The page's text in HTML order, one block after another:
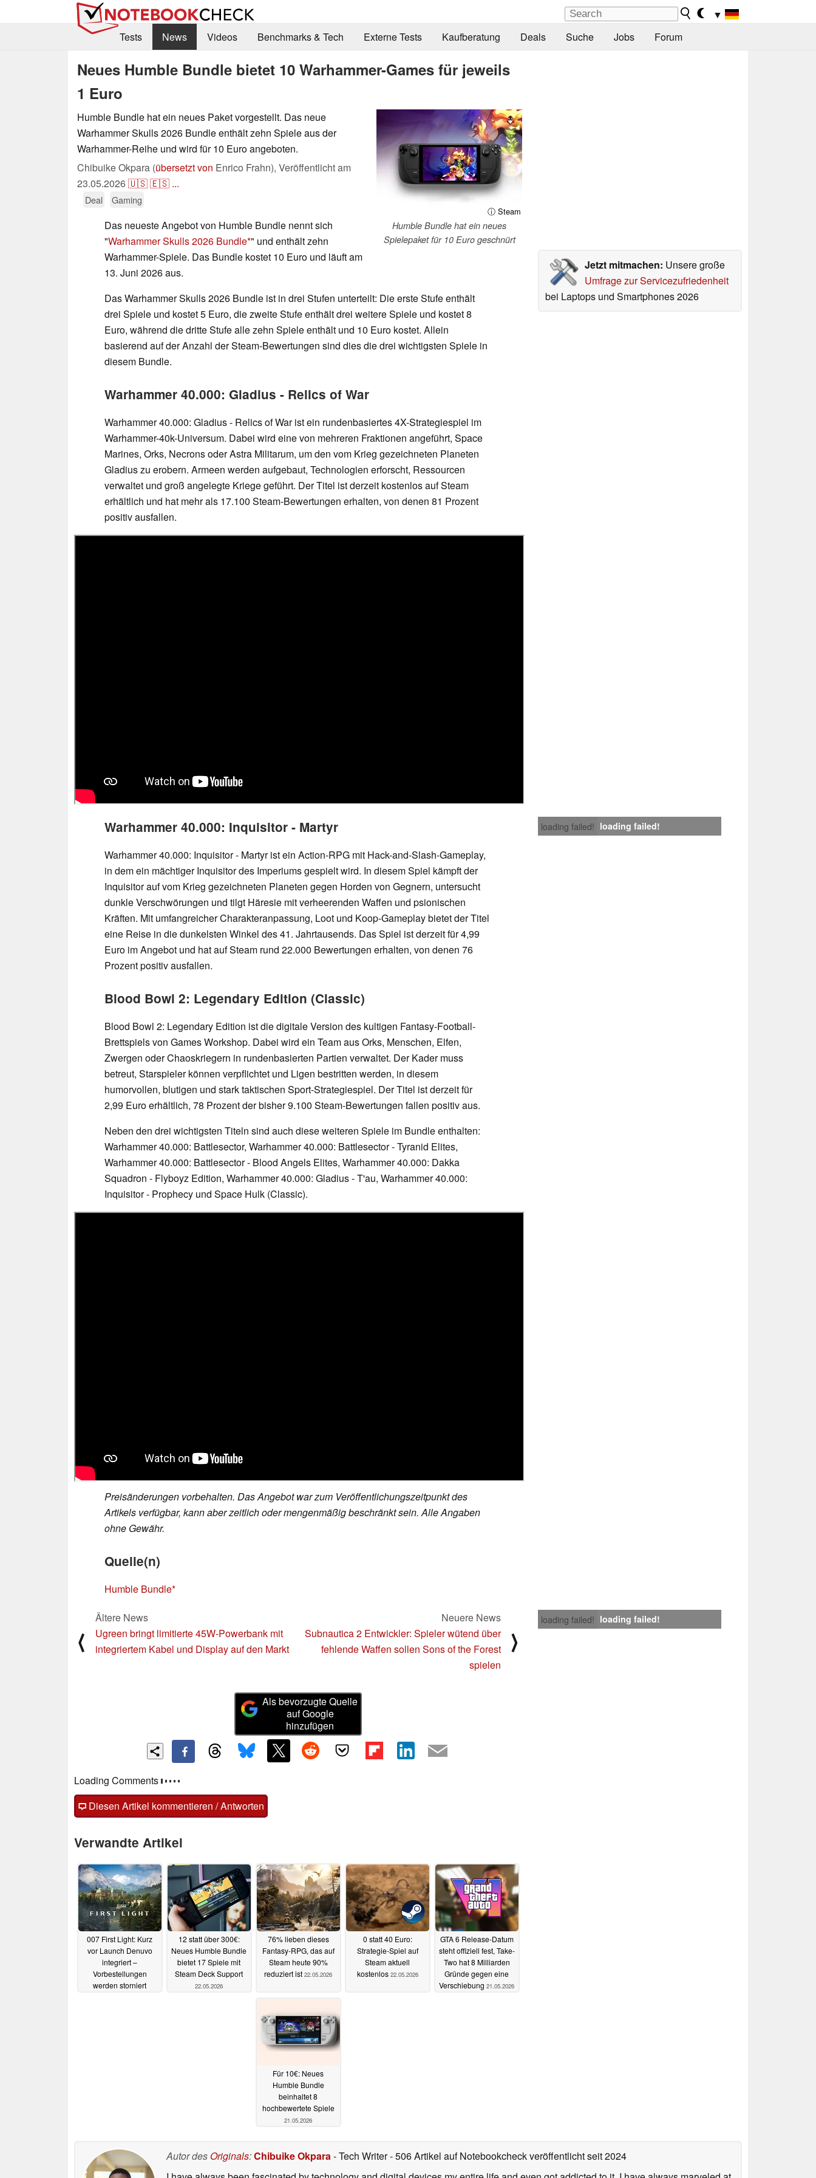
▼
Tests
News Videos Benchmarks & Tech Externe Tests Kaufberatung Deals Suche Jobs Forum
Neues Humble Bundle bietet 10 Warhammer-Games für jeweils
1 Euro
ⓘ Steam
Humble Bundle hat ein neues
Spielepaket für 10 Euro geschnürt
Humble Bundle hat ein neues Paket vorgestellt. Das neue
Warhammer Skulls 2026 Bundle enthält zehn Spiele aus der
Warhammer-Reihe und wird für 10 Euro angeboten.
Chibuike Okpara (übersetzt von Enrico Frahn), Veröffentlicht am
23.05.2026🇺🇸🇪🇸 ...
Deal Gaming
Jetzt mitmachen: Unsere große
Umfrage zur Servicezufriedenheit
bei Laptops und Smartphones 2026
Das neueste Angebot von Humble Bundle nennt sich
"Warhammer Skulls 2026 Bundle " und enthält zehn
Warhammer-Spiele. Das Bundle kostet 10 Euro und läuft am
13. Juni 2026 aus.
Das Warhammer Skulls 2026 Bundle ist in drei Stufen unterteilt: Die erste Stufe enthält
drei Spiele und kostet 5 Euro, die zweite Stufe enthält drei weitere Spiele und kostet 8
Euro, während die dritte Stufe alle zehn Spiele enthält und 10 Euro kostet. Allein
basierend auf der Anzahl der Steam-Bewertungen sind dies die drei wichtigsten Spiele in
diesem Bundle.
Warhammer 40.000: Gladius - Relics of War
Warhammer 40.000: Gladius - Relics of War ist ein rundenbasiertes 4X-Strategiespiel im
Warhammer-40k-Universum. Dabei wird eine von mehreren Fraktionen angeführt, Space
Marines, Orks, Necrons oder Astra Militarum, um den vom Krieg gezeichneten Planeten
Gladius zu erobern. Armeen werden aufgebaut, Technologien erforscht, Ressourcen
verwaltet und groß angelegte Kriege geführt. Der Titel ist derzeit kostenlos auf Steam
erhältlich und hat mehr als 17.100 Steam-Bewertungen erhalten, von denen 81 Prozent
positiv ausfallen.
loading failed! loading failed!
Warhammer 40.000: Inquisitor - Martyr
Warhammer 40.000: Inquisitor - Martyr ist ein Action-RPG mit Hack-and-Slash-Gameplay,
in dem ein mächtiger Inquisitor des Imperiums gespielt wird. In diesem Spiel kämpft der
Inquisitor auf vom Krieg gezeichneten Planeten gegen Horden von Gegnern, untersucht
dunkle Verschwörungen und tilgt Häresie mit verheerenden Waffen und psionischen
Kräften. Mit umfangreicher Charakteranpassung, Loot und Koop-Gameplay bietet der Titel
eine Reise in die dunkelsten Winkel des 41. Jahrtausends. Das Spiel ist derzeit für 4,99
Euro im Angebot und hat auf Steam rund 22.000 Bewertungen erhalten, von denen 76
Prozent positiv ausfallen.
Blood Bowl 2: Legendary Edition (Classic)
Blood Bowl 2: Legendary Edition ist die digitale Version des kultigen Fantasy-Football-
Brettspiels von Games Workshop. Dabei wird ein Team aus Orks, Menschen, Elfen,
Zwergen oder Chaoskriegern in rundenbasierten Partien verwaltet. Der Kader muss
betreut, Starspieler können verpflichtet und Ligen bestritten werden, in diesem
humorvollen, blutigen und stark taktischen Sport-Strategiespiel. Der Titel ist derzeit für
2,99 Euro erhältlich, 78 Prozent der bisher 9.100 Steam-Bewertungen fallen positiv aus.
Neben den drei wichtigsten Titeln sind auch diese weiteren Spiele im Bundle enthalten:
Warhammer 40.000: Battlesector, Warhammer 40.000: Battlesector - Tyranid Elites,
Warhammer 40.000: Battlesector - Blood Angels Elites, Warhammer 40.000: Dakka
Squadron - Flyboyz Edition, Warhammer 40.000: Gladius - T'au, Warhammer 40.000:
Inquisitor - Prophecy und Space Hulk (Classic).
Preisänderungen vorbehalten. Das Angebot war zum Veröffentlichungszeitpunkt des
Artikels verfügbar, kann aber zeitlich oder mengenmäßig beschränkt sein. Alle Angaben
ohne Gewähr.
Quelle(n)
Humble Bundle
loading failed! loading failed!
⟨
Ältere News
Ugreen bringt limitierte 45W-Powerbank mit
integriertem Kabel und Display auf den Markt
Neuere News
Subnautica 2 Entwickler: Spieler wütend über
fehlende Waffen sollen Sons of the Forest
spielen
⟩
Als bevorzugte Quelle
auf Google
hinzufügen
Loading Comments
Diesen Artikel kommentieren / Antworten
Verwandte Artikel
007 First Light: Kurz
vor Launch Denuvo
integriert –
Vorbestellungen
werden storniert
12 statt über 300€:
Neues Humble Bundle
bietet 17 Spiele mit
Steam Deck Support
22.05.2026
76% lieben dieses
Fantasy-RPG, das auf
Steam heute 90%
reduziert ist 22.05.2026
0 statt 40 Euro:
Strategie-Spiel auf
Steam aktuell
kostenlos 22.05.2026
GTA 6 Release-Datum
steht offiziell fest, Take-
Two hat 8 Milliarden
Gründe gegen eine
Verschiebung 21.05.2026
Für 10€: Neues
Humble Bundle
beinhaltet 8
hochbewertete Spiele
21.05.2026
Autor des Originals:Chibuike Okpara- Tech Writer- 506 Artikel auf Notebookcheck veröffentlichtseit 2024